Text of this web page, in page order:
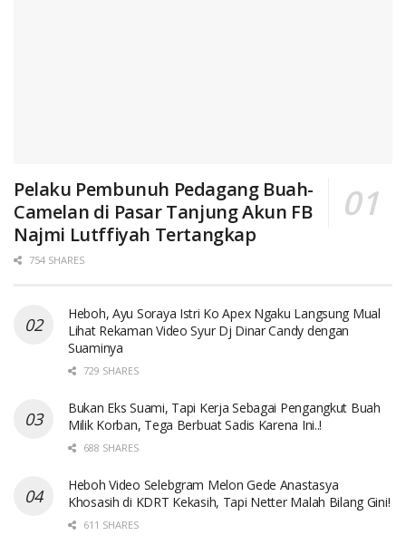
Pelaku Pembunuh Pedagang Buah-
Camelan di Pasar Tanjung Akun FB
Najmi Lutffiyah Tertangkap
754 SHARES
Heboh, Ayu Soraya Istri Ko Apex Ngaku Langsung Mual
Lihat Rekaman Video Syur Dj Dinar Candy dengan
Suaminya
729 SHARES
Bukan Eks Suami, Tapi Kerja Sebagai Pengangkut Buah
Milik Korban, Tega Berbuat Sadis Karena Ini..!
688 SHARES
Heboh Video Selebgram Melon Gede Anastasya
Khosasih di KDRT Kekasih, Tapi Netter Malah Bilang Gini!
611 SHARES